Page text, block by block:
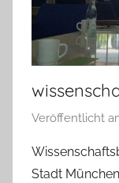
Veröffentlicht
Stadt